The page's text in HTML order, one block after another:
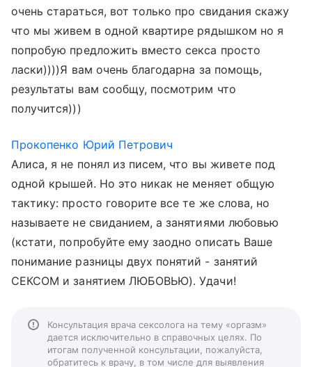
очень стараться, вот только про свидания скажу
что мы живем в одной квартире рядышком но я
попробую предложить вместо секса просто
ласки))))Я вам очень благодарна за помощь,
результаты вам сообщу, посмотрим что
получится)))
Прокопенко Юрий Петрович
Алиса, я не понял из писем, что вы живете под
одной крышей. Но это никак не меняет общую
тактику: просто говорите все те же слова, но
называете не свиданием, а занятиями любовью
(кстати, попробуйте ему заодно описать Ваше
понимание разницы двух понятий - занятий
СЕКСОМ и занятием ЛЮБОВЬЮ). Удачи!
Консультация врача сексолога на тему «оргазм»
дается исключительно в справочных целях. По
итогам полученной консультации, пожалуйста,
обратитесь к врачу, в том числе для выявления